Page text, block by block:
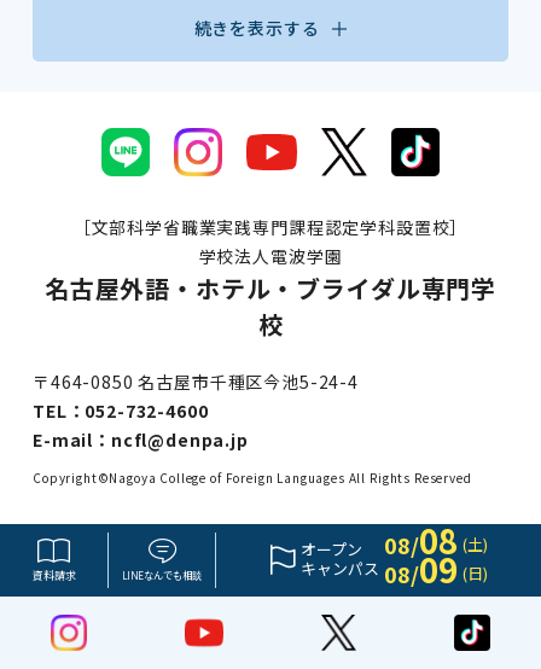
資料請求 LINEなんでも相談
オープン
キャンパス
08/08 (土)
08/09 (日)
続きを表示する
［文部科学省職業実践専門課程認定学科設置校］
学校法人電波学園
名古屋外語・ホテル・ブライダル専門学
校
〒464-0850 名古屋市千種区今池5-24-4
TEL： 052-732-4600
E-mail： ncfl@denpa.jp
Copyright©Nagoya College of Foreign Languages All Rights Reserved